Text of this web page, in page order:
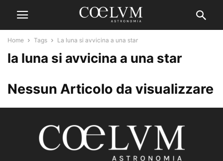
Home Tags La luna si avvicina a una star
la luna si avvicina a una star
Nessun Articolo da visualizzare